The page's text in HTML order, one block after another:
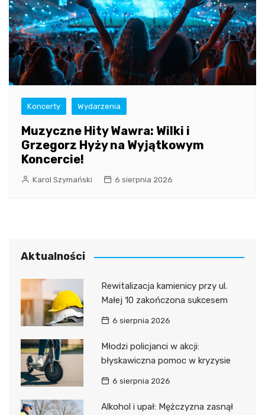
Koncerty Wydarzenia
Muzyczne Hity Wawra: Wilki i
Grzegorz Hyży na Wyjątkowym
Koncercie!
Karol Szymański 6 sierpnia 2026
Aktualności
Rewitalizacja kamienicy przy ul.
Małej 10 zakończona sukcesem
6 sierpnia 2026
Młodzi policjanci w akcji:
błyskawiczna pomoc w kryzysie
6 sierpnia 2026
Alkohol i upał: Mężczyzna zasnął